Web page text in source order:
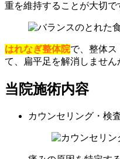
重を維持することが大切で
はれなぎ整体院で、整体ス
て、扁平足を解消しません
当院施術内容
カウンセリング・検